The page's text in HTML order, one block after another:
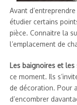
Avant
étudier certains
pièce. Connaitre la
l’emplacement de
Les baignoires et les
ce moment. Ils
de décoration. Pour
d’encombrer